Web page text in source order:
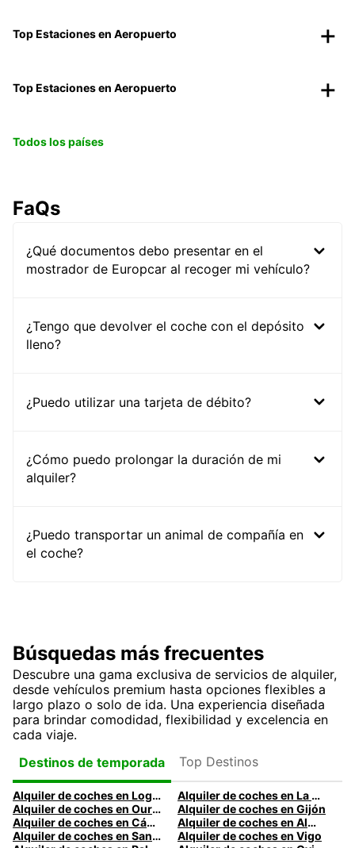
Top Estaciones en Aeropuerto
Top Estaciones en Aeropuerto
Todos los países
FaQs
¿Qué documentos debo presentar en el
mostrador de Europcar al recoger mi vehículo?
¿Tengo que devolver el coche con el depósito
lleno?
¿Puedo utilizar una tarjeta de débito?
¿Cómo puedo prolongar la duración de mi
alquiler?
¿Puedo transportar un animal de compañía en
el coche?
Búsquedas más frecuentes
Descubre una gama exclusiva de servicios de alquiler,
desde vehículos premium hasta opciones flexibles a
largo plazo o solo de ida. Una experiencia diseñada
para brindar comodidad, flexibilidad y excelencia en
cada viaje.
Destinos de temporada
Top Destinos
Alquiler de coches en Logroño
Alquiler de coches en La Coruña
Alquiler de coches en Ourense
Alquiler de coches en Gijón
Alquiler de coches en Cádiz
Alquiler de coches en Almería
Alquiler de coches en Santander
Alquiler de coches en Vigo